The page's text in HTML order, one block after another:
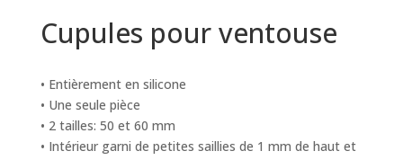
Cupules pour ventouse
• Entièrement en silicone
• Une seule pièce
• 2 tailles: 50 et 60 mm
• Intérieur garni de petites saillies de 1 mm de haut et